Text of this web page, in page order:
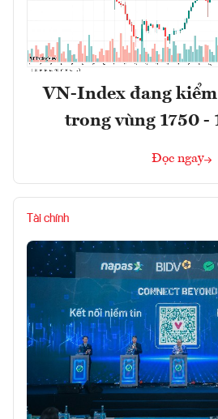
VN-Index đang
trong vùng 1750 -
Đọc ngay
Tài chính